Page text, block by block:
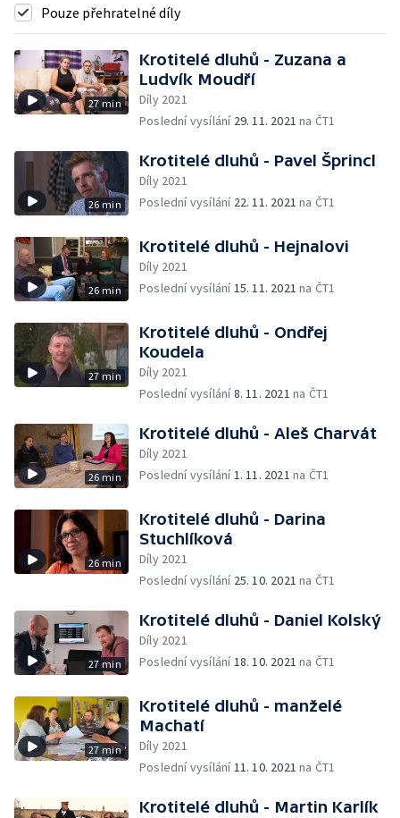
Pouze přehratelné díly
27 min
Krotitelé dluhů - Zuzana a
Ludvík Moudří
Díly 2021
Poslední vysílání 29. 11. 2021 na ČT1
26 min
Krotitelé dluhů - Pavel Šprincl
Díly 2021
Poslední vysílání 22. 11. 2021 na ČT1
26 min
Krotitelé dluhů - Hejnalovi
Díly 2021
Poslední vysílání15. 11. 2021 na ČT1
27 min
Krotitelé dluhů - Ondřej
Koudela
Díly 2021
Poslední vysílání8. 11. 2021 na ČT1
26 min
Krotitelé dluhů - Aleš Charvát
Díly 2021
Poslední vysílání1. 11. 2021 na ČT1
26 min
Krotitelé dluhů - Darina
Stuchlíková
Díly 2021
Poslední vysílání 25. 10. 2021 na ČT1
27 min
Krotitelé dluhů - Daniel Kolský
Díly 2021
Poslední vysílání18. 10. 2021 na ČT1
27 min
Krotitelé dluhů - manželé
Machatí
Díly 2021
Poslední vysílání11. 10. 2021 na ČT1
Krotitelé dluhů - Martin Karlík